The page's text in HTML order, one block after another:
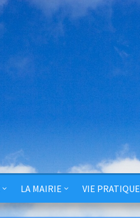
LA MAIRIE VIE PRATIQUE